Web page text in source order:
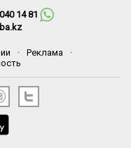
14 81
· Реклама
·